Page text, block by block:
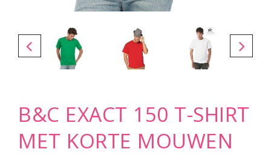
B&C EXACT 150 T-SHIRT
MET KORTE MOUWEN